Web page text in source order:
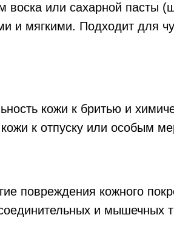
или сахарной пасты
и мягкими. Подходит для
кожи к бритью и
к отпуску или особым
повреждения кожного
и мышечных